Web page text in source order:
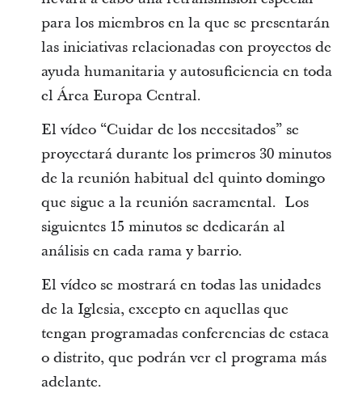
para los miembros en la que se presentarán
las iniciativas relacionadas con proyectos de
ayuda humanitaria y autosuficiencia en toda
el Área Europa Central.
El vídeo “Cuidar de los necesitados” se
proyectará durante los primeros 30 minutos
de la reunión habitual del quinto domingo
que sigue a la reunión sacramental. Los
siguientes 15 minutos se dedicarán al
análisis en cada rama y barrio.
El vídeo se mostrará en todas las unidades
de la Iglesia, excepto en aquellas que
tengan programadas conferencias de estaca
o distrito, que podrán ver el programa más
adelante.